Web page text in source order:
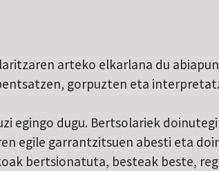
arteko elkarlana du
gorpuzten eta
egingo dugu. Bertsolariek
egile garrantzitsuen abesti eta
bertsionatuta, besteak beste,